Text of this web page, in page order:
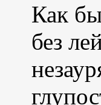
Как
без